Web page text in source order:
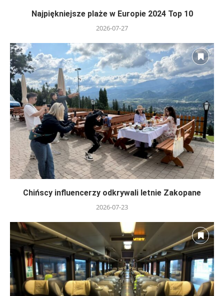
Najpiękniejsze plaże w Europie 2024 Top 10
2026-07-27
Chińscy influencerzy odkrywali letnie Zakopane
2026-07-23